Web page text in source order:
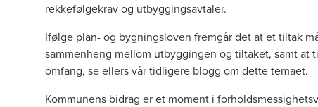
rekkefølgekrav og utbyggingsavtaler.
Ifølge plan- og bygningsloven fremgår det at et tiltak
sammenheng mellom utbyggingen og tiltaket, samt
omfang, se ellersvår tidligere blogg om dette temaet.
Kommunens bidrag er et moment i